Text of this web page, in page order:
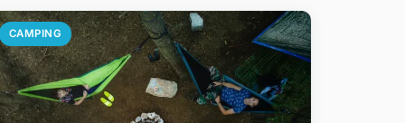
CAMPING